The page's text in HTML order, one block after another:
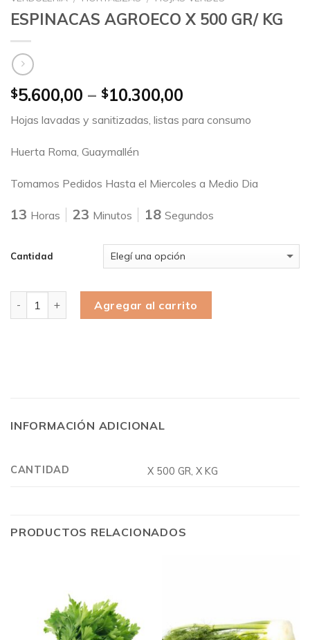
ESPINACAS AGROECO X 500 GR/ KG
$5.600,00 – $10.300,00
Hojas lavadas y sanitizadas, listas para consumo
Huerta Roma, Guaymallén
Tomamos Pedidos Hasta el Miercoles a Medio Dia
13 Horas 23 Minutos 18 Segundos
Cantidad
Agregar al carrito
INFORMACIÓN ADICIONAL
CANTIDAD X 500 GR, X KG
PRODUCTOS RELACIONADOS